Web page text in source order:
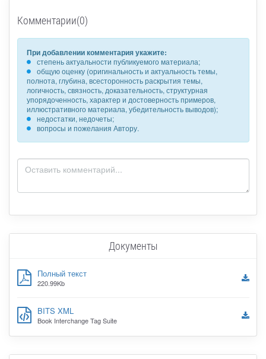
Комментарии(0)
При добавлении комментария укажите:
степень актуальности публикуемого материала;
общую оценку (оригинальность и актуальность темы,
полнота, глубина, всесторонность раскрытия темы,
логичность, связность, доказательность, структурная
упорядоченность, характер и достоверность примеров,
иллюстративного материала, убедительность выводов);
недостатки, недочеты;
вопросы и пожелания Автору.
Документы
Полный текст
220.99Kb
BITS XML
Book Interchange Tag Suite